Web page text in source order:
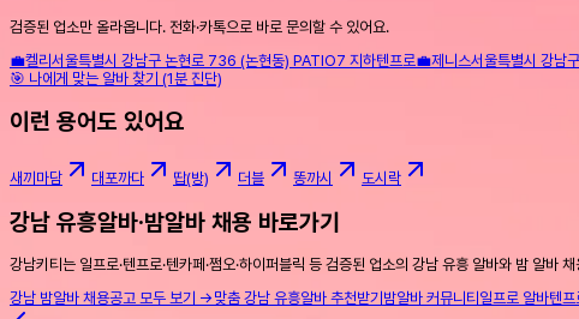
검증된 업소만 올라옵니다. 전화·카톡으로 바로 문의할 수 있어요.
💼켈리 서울특별시 강남구 논현로 736 (논현동) PATIO7 지하텐프로💼제니스서울특별시 강남
🎯 나에게 맞는 알바 찾기 (1분 진단)
이런 용어도 있어요
새끼마담 대포까다 땁(방) 더블 똥까시 도시락
강남 유흥알바·밤알바 채용 바로가기
강남키티는 일프로·텐프로·텐카페·쩜오·하이퍼블릭 등 검증된 업소의 강남 유흥 알바와 밤 알
강남 밤알바 채용공고 모두 보기 → 맞춤 강남 유흥알바 추천받기밤알바 커뮤니티일프로 알바텐